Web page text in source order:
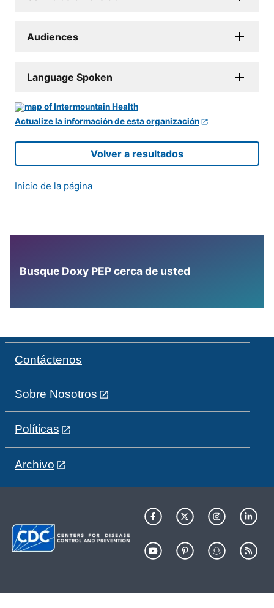
Audiences
Language Spoken
Actualize la información de esta organización
Volver a resultados
Inicio de la página
Busque Doxy PEP cerca de usted
Contáctenos
Sobre Nosotros
Políticas
Archivo